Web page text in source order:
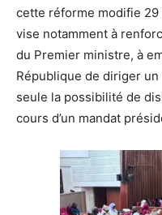
cette réforme modifie
vise notamment à
du Premier ministre, à
République de diriger
seule la possibilité de
cours d’un mandat